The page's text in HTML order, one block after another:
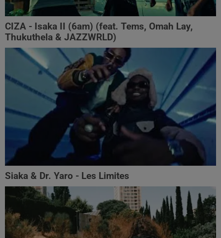
CIZA - Isaka II (6am) (feat. Tems, Omah Lay,
Thukuthela & JAZZWRLD)
Siaka & Dr. Yaro - Les Limites